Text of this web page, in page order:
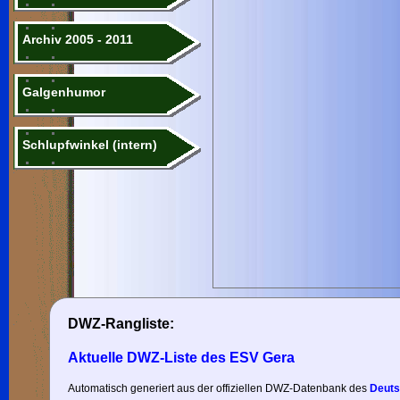
Archiv 2005 - 2011
Galgenhumor
Schlupfwinkel (intern)
DWZ-Rangliste:
Aktuelle DWZ-Liste des ESV Gera
Automatisch generiert aus der offiziellen DWZ-Datenbank des